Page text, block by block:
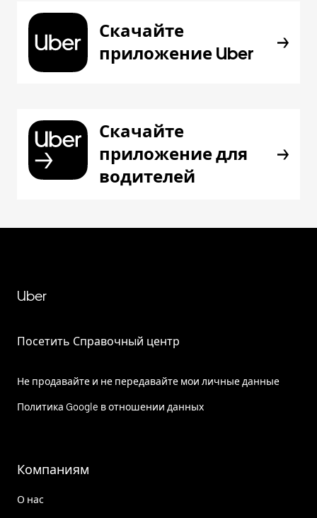
Скачайте
приложение Uber
Скачайте
приложение для
водителей
Uber
Посетить Справочный центр
Не продавайте и не передавайте мои личные данные
Политика Google в отношении данных
Компаниям
О нас